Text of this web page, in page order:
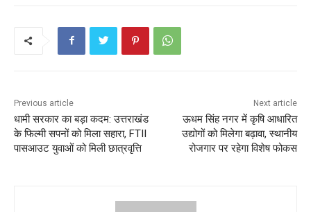
Previous article
धामी सरकार का बड़ा कदम: उत्तराखंड
के फिल्मी सपनों को मिला सहारा, FTII
पासआउट युवाओं को मिली छात्रवृत्ति
Next article
ऊधम सिंह नगर में कृषि आधारित
उद्योगों को मिलेगा बढ़ावा, स्थानीय
रोजगार पर रहेगा विशेष फोकस